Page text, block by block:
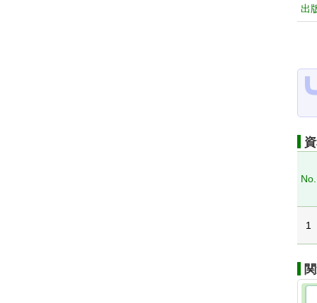
出
No.
1